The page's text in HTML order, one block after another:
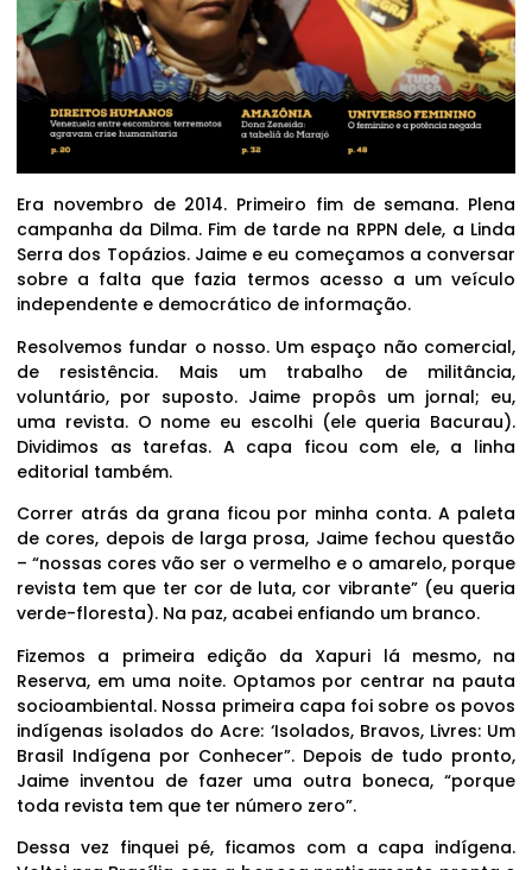
Era novembro de 2014. Primeiro fim de semana. Plena
campanha da Dilma. Fim de tarde na RPPN dele, a Linda
Serra dos Topázios. Jaime e eu começamos a conversar
sobre a falta que fazia termos acesso a um veículo
independente e democrático de informação.
Resolvemos fundar o nosso. Um espaço não comercial,
de resistência. Mais um trabalho de militância,
voluntário, por suposto. Jaime propôs um jornal; eu,
uma revista. O nome eu escolhi (ele queria Bacurau).
Dividimos as tarefas. A capa ficou com ele, a linha
editorial também.
Correr atrás da grana ficou por minha conta. A paleta
de cores, depois de larga prosa, Jaime fechou questão
– “nossas cores vão ser o vermelho e o amarelo, porque
revista tem que ter cor de luta, cor vibrante” (eu queria
verde-floresta). Na paz, acabei enfiando um branco.
Fizemos a primeira edição da Xapuri lá mesmo, na
Reserva, em uma noite. Optamos por centrar na pauta
socioambiental. Nossa primeira capa foi sobre os povos
indígenas isolados do Acre: ‘Isolados, Bravos, Livres: Um
Brasil Indígena por Conhecer”. Depois de tudo pronto,
Jaime inventou de fazer uma outra boneca, “porque
toda revista tem que ter número zero”.
Dessa vez finquei pé, ficamos com a capa indígena.